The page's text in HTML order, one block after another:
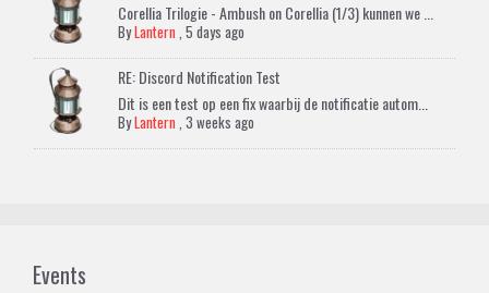
Corellia Trilogie - Ambush on Corellia (1/3) kunnen we ...
ByLantern ,5 days ago
RE: Discord Notification Test
Dit is een test op een fix waarbij de notificatie autom...
ByLantern ,3 weeks ago
Events